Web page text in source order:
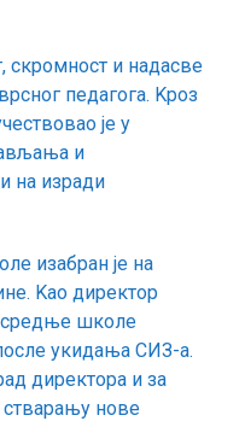
скромност и надасве
педагога. Kроз
је у
и
на изради
изабран је на
Kао директор
средње школе
укидања СИЗ-а.
директора и за
стварању нове